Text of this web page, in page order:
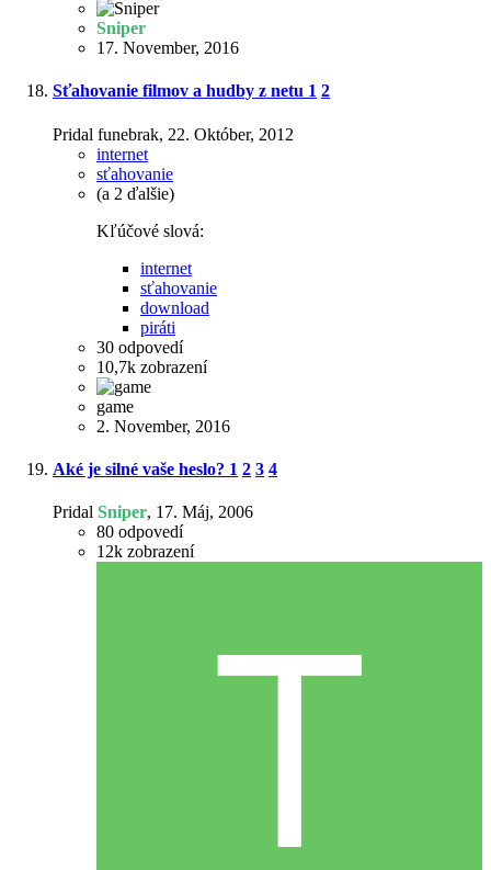
Sniper
17. November, 2016
Sťahovanie filmov a hudby z netu 1 2
Pridal funebrak, 22. Október, 2012
internet
sťahovanie
(a 2 ďalšie)
Kľúčové slová:
internet
sťahovanie
download
piráti
30 odpovedí
10,7k zobrazení
game
2. November, 2016
Aké je silné vaše heslo? 1 2 3 4
Pridal Sniper, 17. Máj, 2006
80 odpovedí
12k zobrazení